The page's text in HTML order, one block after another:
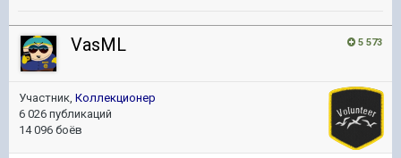
5 573
VasML
Участник, Коллекционер
6 026 публикаций
14 096 боёв